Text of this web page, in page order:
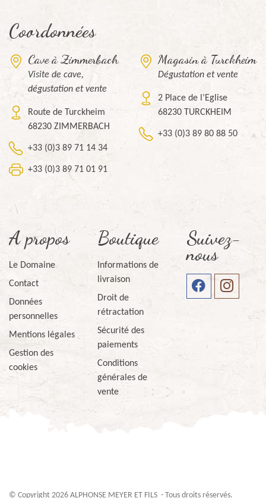
Coordonnées
Cave à Zimmerbach
Visite de cave,
dégustation et vente
Route de Turckheim
68230 ZIMMERBACH
+33 (0)3 89 71 14 34
+33 (0)3 89 71 01 91
Magasin à Turckheim
Dégustation et vente
2 Place de l’Eglise
68230 TURCKHEIM
+33 (0)3 89 80 88 50
A propos
Le Domaine
Contact
Données
personnelles
Mentions légales
Gestion des
cookies
Boutique
Informations de
livraison
Droit de
rétractation
Sécurité des
paiements
Conditions
générales de
vente
Suivez-
nous
© Copyright 2026 ALPHONSE MEYER ET FILS - Tous droits réservés.